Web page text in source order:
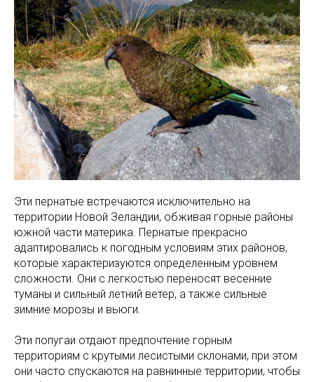
Эти пернатые встречаются исключительно на
территории Новой Зеландии, обживая горные районы
южной части материка. Пернатые прекрасно
адаптировались к погодным условиям этих районов,
которые характеризуются определенным уровнем
сложности. Они с легкостью переносят весенние
туманы и сильный летний ветер, а также сильные
зимние морозы и вьюги.
Эти попугаи отдают предпочтение горным
территориям с крутыми лесистыми склонами, при этом
они часто спускаются на равнинные территории, чтобы